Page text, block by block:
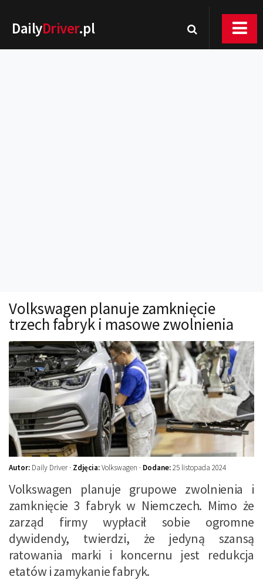
DailyDriver.pl
Technika jazdy
Oświetlenie
Kalkulatory
Przelicznik mocy
Auto z niemiec
Galerie
Volkswagen planuje zamknięcie
trzech fabryk i masowe zwolnienia
Autor: Daily Driver · Zdjęcia:Volkswagen · Dodane:25 listopada 2024
Volkswagen planuje grupowe zwolnienia i
zamknięcie 3 fabryk w Niemczech. Mimo że
zarząd firmy wypłacił sobie ogromne
dywidendy, twierdzi, że jedyną szansą
ratowania marki i koncernu jest redukcja
etatów i zamykanie fabryk.